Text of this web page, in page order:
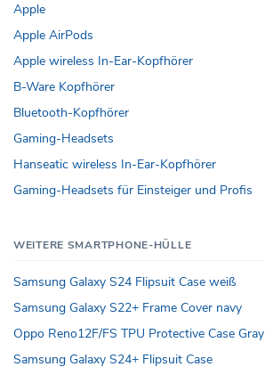
Apple
Apple AirPods
Apple wireless In-Ear-Kopfhörer
B-Ware Kopfhörer
Bluetooth-Kopfhörer
Gaming-Headsets
Hanseatic wireless In-Ear-Kopfhörer
Gaming-Headsets für Einsteiger und Profis
WEITERE SMARTPHONE-HÜLLE
Samsung Galaxy S24 Flipsuit Case weiß
Samsung Galaxy S22+ Frame Cover navy
Oppo Reno12F/FS TPU Protective Case Gray
Samsung Galaxy S24+ Flipsuit Case